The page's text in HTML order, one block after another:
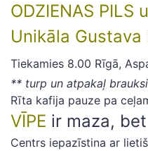
ODZIENAS PILS
Unikāla
Tiekamies 8.00 Rīgā,
** turp un atpakaļ
Rīta kafija pauze pa
VĪPE ir maza,
Centrs iepazīstina ar